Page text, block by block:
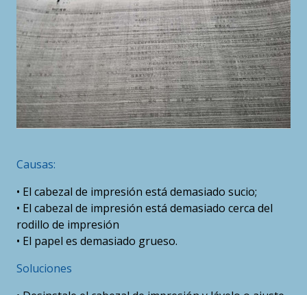
Causas:
• El cabezal de impresión está demasiado sucio;
• El cabezal de impresión está demasiado cerca del
rodillo de impresión
• El papel es demasiado grueso.
Soluciones